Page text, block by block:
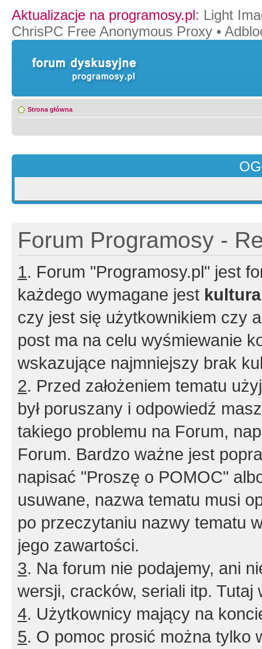
Aktualizacje na programosy.pl: Light
ChrisPC Free Anonymous Proxy •
Strona główna
Forum Programosy -
1. Forum "Programosy.pl" jest
każdego wymagane jest
czy jest się użytkownikiem czy
post ma na celu wyśmiewanie
wskazujące najmniejszy brak
2. Przed założeniem tematu
był poruszany i odpowiedź
takiego problemu na Forum,
Forum. Bardzo ważne jest
napisać "Proszę o POMOC"
usuwane, nazwa tematu musi
po przeczytaniu nazwy tematu
jego zawartości.
3. Na forum nie podajemy, ani
wersji, cracków, seriali itp. Tutaj
4. Użytkownicy mający na
5. O pomoc prosić można tylko